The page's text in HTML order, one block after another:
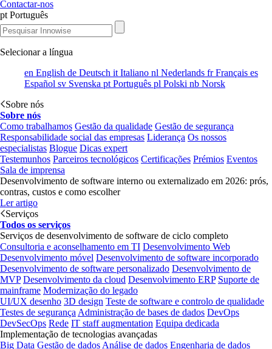
Contactar-nos
pt Português
Selecionar a língua
en English de Deutsch it Italiano nl Nederlands frFrançais es
Español sv Svenska pt Português pl Polski nb Norsk
Sobre nós
Sobre nós
Como trabalhamos Gestão da qualidade Gestão de segurança
Responsabilidade social das empresas Liderança Os nossos
especialistas Blogue Dicas expert
Testemunhos Parceiros tecnológicos Certificações Prémios Eventos
Sala de imprensa
Desenvolvimento de software interno ou externalizado em 2026: prós,
contras, custos e como escolher
Ler artigo
Serviços
Todos os serviços
Serviços de desenvolvimento de software de ciclo completo
Consultoria e aconselhamento em TI Desenvolvimento Web
Desenvolvimento móvel Desenvolvimento de software incorporado
Desenvolvimento de software personalizado Desenvolvimento de
MVP Desenvolvimento da cloud Desenvolvimento ERP Suporte de
mainframe Modernização do legado
UI/UX desenho 3D design Teste de software e controlo de qualidade
Testes de segurança Administração de bases de dados DevOps
DevSecOps Rede IT staff augmentation Equipa dedicada
Implementação de tecnologias avançadas
Big Data Gestão de dados Análise de dados Engenharia de dados